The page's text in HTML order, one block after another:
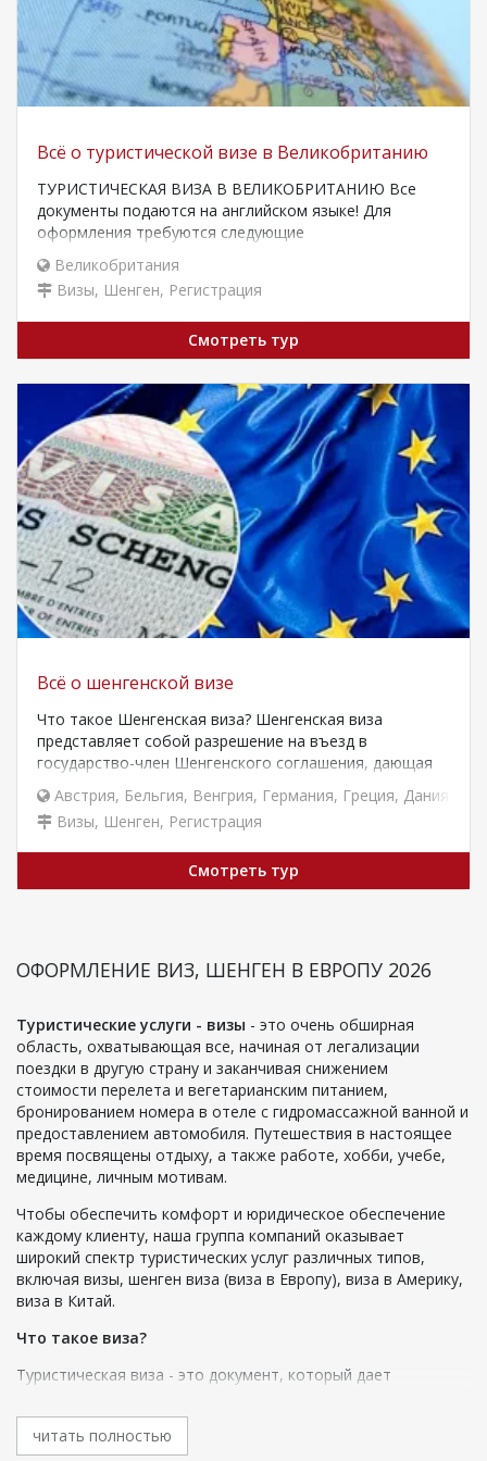
Всё о туристической визе в Великобританию
ТУРИСТИЧЕСКАЯ ВИЗА В ВЕЛИКОБРИТАНИЮ Все
документы подаются на английском языке! Для
оформления требуются следующие
документы:Действующий заграничный паспорт;Копии
предыдущих виз;Анкета;Бронирование гостиницы…
Великобритания
Визы, Шенген, Регистрация
Смотреть тур
Всё о шенгенской визе
Что такое Шенгенская виза? Шенгенская виза
представляет собой разрешение на въезд в
государство-член Шенгенского соглашения, дающая
право на краткосрочное пребывание…
Австрия, Бельгия, Венгрия, Германия, Греция, Дания
Визы, Шенген, Регистрация
Смотреть тур
ОФОРМЛЕНИЕ ВИЗ, ШЕНГЕН В ЕВРОПУ 2026
Туристические услуги - визы - это очень обширная
область, охватывающая все, начиная от легализации
поездки в другую страну и заканчивая снижением
стоимости перелета и вегетарианским питанием,
бронированием номера в отеле с гидромассажной ванной и
предоставлением автомобиля. Путешествия в настоящее
время посвящены отдыху, а также работе, хобби, учебе,
медицине, личным мотивам.
Чтобы обеспечить комфорт и юридическое обеспечение
каждому клиенту, наша группа компаний оказывает
широкий спектр туристических услуг различных типов,
включая визы, шенген виза (виза в Европу), виза в Америку,
виза в Китай.
Что такое виза?
Туристическая виза - это документ, который дает
пребывание в течение определенного периода времени.
Отметка вносится непосредственно в паспорт для
читать полностью